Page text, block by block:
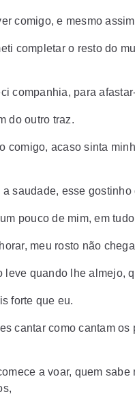
comigo, e mesmo
completar o resto do
companhia, para
do outro traz.
comigo, acaso sinta
saudade, esse gostinho
pouco de mim, em
meu rosto não
leve quando lhe almejo,
forte que eu.
cantar como cantam
a voar, quem